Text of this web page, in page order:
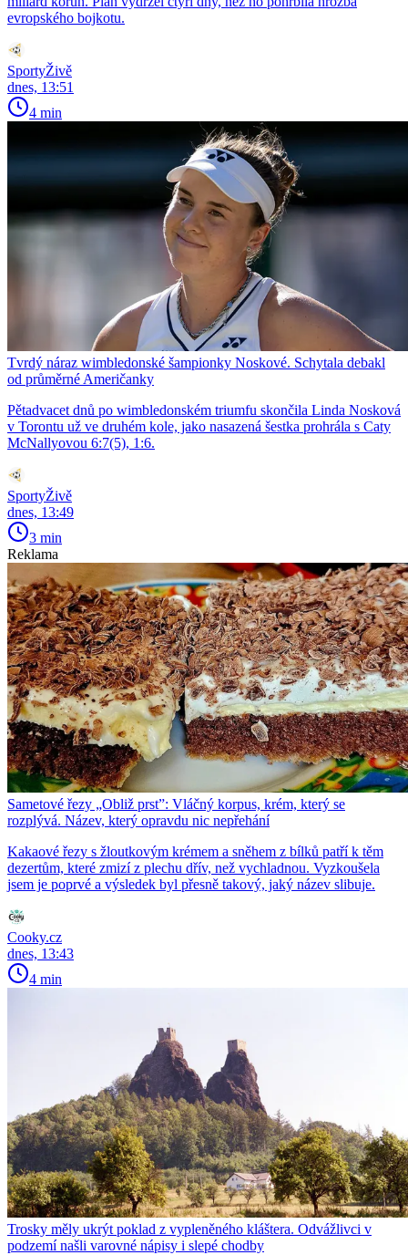
evropského bojkotu.
SportyŽivě
dnes, 13:51
4 min
Tvrdý náraz wimbledonské šampionky Noskové. Schytala debakl
od průměrné Američanky
Pětadvacet dnů po wimbledonském triumfu skončila Linda Nosková
v Torontu už ve druhém kole, jako nasazená šestka prohrála s Caty
McNallyovou 6:7(5), 1:6.
SportyŽivě
dnes, 13:49
3 min
Reklama
Sametové řezy „Obliž prst”: Vláčný korpus, krém, který se
rozplývá. Název, který opravdu nic nepřehání
Kakaové řezy s žloutkovým krémem a sněhem z bílků patří k těm
dezertům, které zmizí z plechu dřív, než vychladnou. Vyzkoušela
jsem je poprvé a výsledek byl přesně takový, jaký název slibuje.
Cooky.cz
dnes, 13:43
4 min
Trosky měly ukrýt poklad z vypleněného kláštera. Odvážlivci v
podzemí našli varovné nápisy i slepé chodby